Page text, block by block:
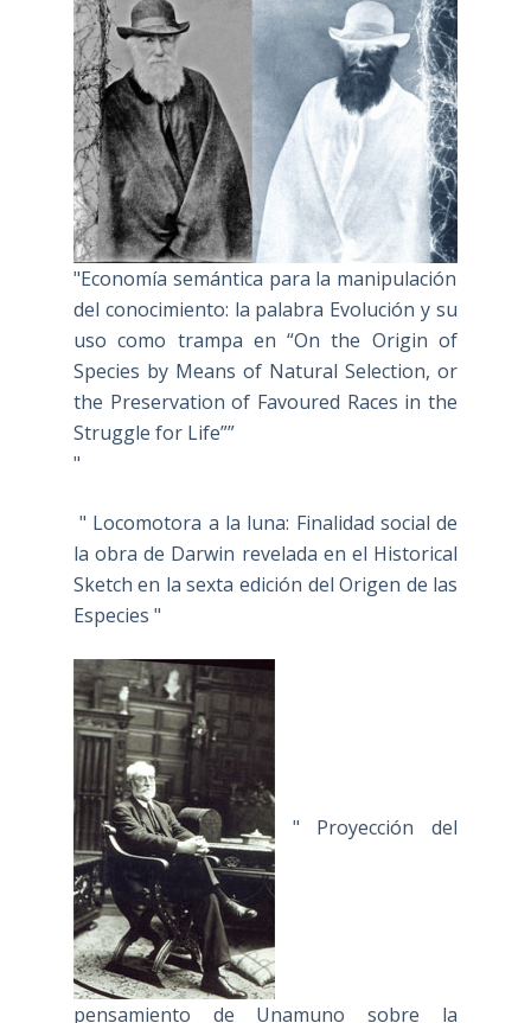
"Economía semántica para la manipulación
del conocimiento: la palabra Evolución y su
uso como trampa en “On the Origin of
Species by Means of Natural Selection, or
the Preservation of Favoured Races in the
Struggle for Life””
"
" Locomotora a la luna: Finalidad social de
la obra de Darwin revelada en el Historical
Sketch en la sexta edición del Origen de las
Especies "
" Proyección del
pensamiento de Unamuno sobre la